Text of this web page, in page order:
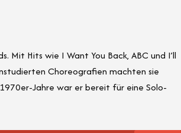
Hits wie I Want You Back, ABC und I’ll
Choreografien machten sie
Jahre war er bereit für eine Solo-